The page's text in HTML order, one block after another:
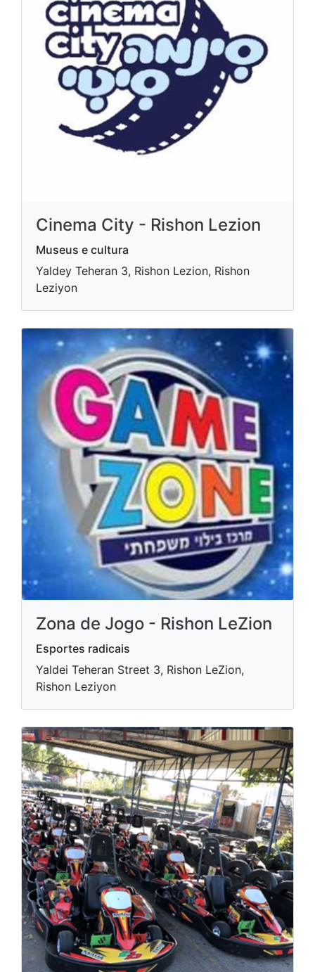
Cinema City - Rishon Lezion
Museus e cultura
Yaldey Teheran 3, Rishon Lezion, Rishon
Leziyon
Zona de Jogo - Rishon LeZion
Esportes radicais
Yaldei Teheran Street 3, Rishon LeZion,
Rishon Leziyon